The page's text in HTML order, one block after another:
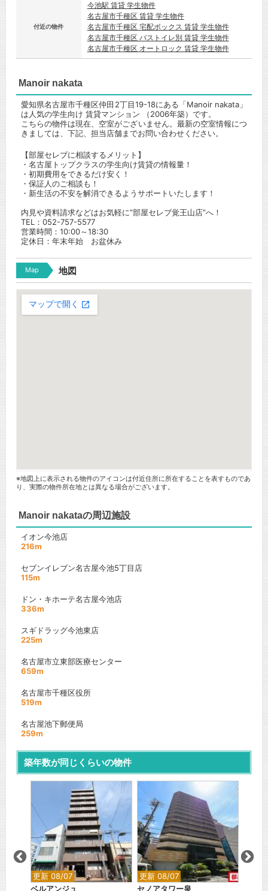
付近の物件
今池駅 賃貸 学生物件
名古屋市千種区 賃貸 学生物件
名古屋市千種区 宅配ボックス 賃貸 学生物件
名古屋市千種区 バストイレ別 賃貸 学生物件
名古屋市千種区 オートロック 賃貸 学生物件
Manoir nakata
愛知県名古屋市千種区仲田2丁目19-18にある「Manoir nakata」
は人気の学生向け 賃貸マンション （2006年築）です。
こちらの物件は現在、空室がございません。最新の空室情報につ
きましては、下記、担当店舗までお問い合わせください。
【部屋セレブに相談するメリット】
・名古屋トップクラスの学生向け賃貸の情報量！
・初期費用をできるだけ安く！
・保証人のご相談も！
・新生活の不安を解消できるようサポートいたします！
内見や資料請求などはお気軽に”部屋セレブ覚王山店”へ！
TEL：052-757-5577
営業時間：10:00～18:30
定休日：年末年始 お盆休み
Map 地図
※地図上に表示される物件のアイコンは付近住所に所在することを表すものであ
り、実際の物件所在地とは異なる場合がございます。
Manoir nakataの周辺施設
イオン今池店
216m
セブンイレブン名古屋今池5丁目店
115m
ドン・キホーテ名古屋今池店
336m
スギドラッグ今池東店
225m
名古屋市立東部医療センター
659m
名古屋市千種区役所
519m
名古屋池下郵便局
259m
築年数が同じくらいの物件
更新 08/07
ベルアンジュ
更新 08/07
セノアタワー泉
更新